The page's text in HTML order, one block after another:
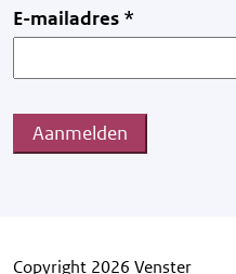
E-mailadres *
Aanmelden
Copyright 2026 Venster